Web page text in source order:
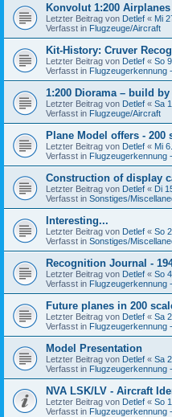
Konvolut 1:200 Airplanes
Letzter Beitrag von Detlef « Mi
Verfasst in Flugzeuge/Aircraft
Kit-History: Cruver
Letzter Beitrag von Detlef « So
Verfasst in Flugzeugerkennung
1:200 Diorama – build
Letzter Beitrag von Detlef « Sa
Verfasst in Flugzeuge/Aircraft
Plane Model offers - 200
Letzter Beitrag von Detlef « Mi
Verfasst in Flugzeugerkennung
Construction of display
Letzter Beitrag von Detlef « Di
Verfasst in Sonstiges/
Interesting...
Letzter Beitrag von Detlef « So
Verfasst in Sonstiges/
Recognition Journal -
Letzter Beitrag von Detlef « So
Verfasst in Flugzeugerkennung
Future planes in 200
Letzter Beitrag von Detlef « Sa
Verfasst in Flugzeugerkennung
Model Presentation
Letzter Beitrag von Detlef « Sa
Verfasst in Flugzeugerkennung
NVA LSK/LV - Aircraft
Letzter Beitrag von Detlef « So
Verfasst in Flugzeugerkennung